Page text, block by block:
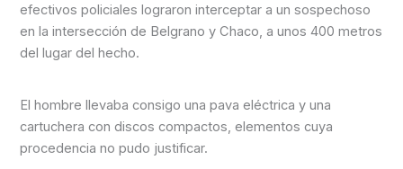
efectivos policiales lograron interceptar a un sospechoso
en la intersección de Belgrano y Chaco, a unos 400 metros
del lugar del hecho.
El hombre llevaba consigo una pava eléctrica y una
cartuchera con discos compactos, elementos cuya
procedencia no pudo justificar.